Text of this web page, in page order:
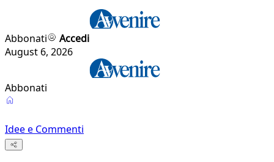
Abbonati
Accedi
August 6, 2026
Abbonati
Idee e Commenti